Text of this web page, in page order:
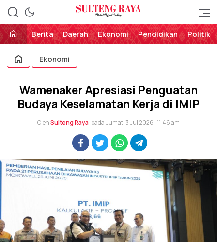
Sulteng Raya
Perekat Rakyat Sulteng
Berita
Daerah Ekonomi Pendidikan Politik
Ekonomi
Wamenaker Apresiasi Penguatan
Budaya Keselamatan Kerja di IMIP
OlehSulteng Raya pada Jumat, 3 Jul 2026 | 11:46 am